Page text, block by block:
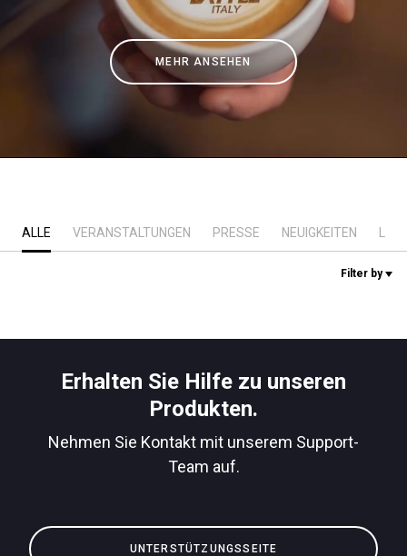
MEHR ANSEHEN
ALLE VERANSTALTUNGEN PRESSE NEUIGKEITEN
Filter by
Erhalten Sie Hilfe zu unseren
Produkten.
Nehmen Sie Kontakt mit unserem Support-
Team auf.
UNTERSTÜTZUNGSSEITE
Produkte
Nachrichten
Geschichte
Unsere Labore
Kontaktieren Sie uns